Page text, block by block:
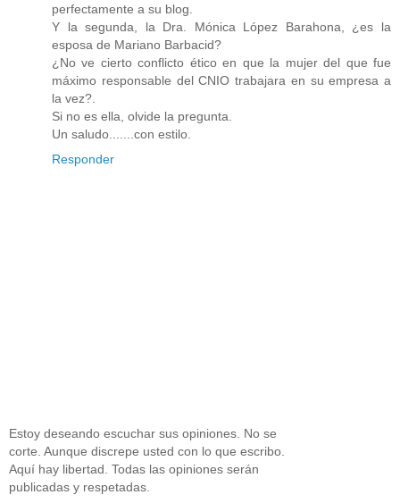
perfectamente a su blog.
Y la segunda, la Dra. Mónica López Barahona, ¿es la
esposa de Mariano Barbacid?
¿No ve cierto conflicto ético en que la mujer del que fue
máximo responsable del CNIO trabajara en su empresa a
la vez?.
Si no es ella, olvide la pregunta.
Un saludo.......con estilo.
Responder
Estoy deseando escuchar sus opiniones. No se
corte. Aunque discrepe usted con lo que escribo.
Aquí hay libertad. Todas las opiniones serán
publicadas y respetadas.